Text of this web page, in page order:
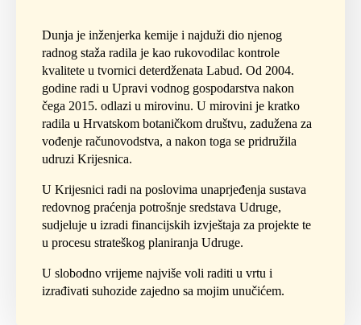
Dunja je inženjerka kemije i najduži dio njenog
radnog staža radila je kao rukovodilac kontrole
kvalitete u tvornici deterdženata Labud. Od 2004.
godine radi u Upravi vodnog gospodarstva nakon
čega 2015. odlazi u mirovinu. U mirovini je kratko
radila u Hrvatskom botaničkom društvu, zadužena za
vođenje računovodstva, a nakon toga se pridružila
udruzi Krijesnica.
U Krijesnici radi na poslovima unaprjeđenja sustava
redovnog praćenja potrošnje sredstava Udruge,
sudjeluje u izradi financijskih izvještaja za projekte te
u procesu strateškog planiranja Udruge.
U slobodno vrijeme najviše voli raditi u vrtu i
izrađivati suhozide zajedno sa mojim unučićem.